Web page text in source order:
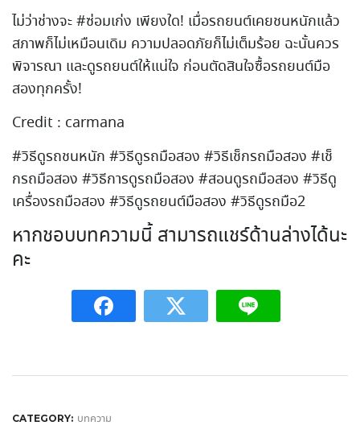
ไม่ว่าช่างจะ #ซ่อมเก่ง เพียงใด! เมื่อรถยนต์เคยชนหนักแล้ว
สภาพก็ไม่เหมือนเดิม ความปลอดภัยก็ไม่เต็มร้อย ฉะนั้นควร
พิจารณา และดูรถยนต์ให้แน่ใจ ก่อนตัดสินใจซื้อรถยนต์มือ
สองทุกครั้ง!
Credit : carmana
#วิธีดูรถชนหนัก #วิธีดูรถมือสอง #วิธีเช็กรถมือสอง #เช็
กรถมือสอง #วิธีการดูรถมือสอง #สอนดูรถมือสอง #วิธีดู
เครื่องรถมือสอง #วิธีดูรถยนต์มือสอง #วิธีดูรถมือ2
หากชอบบทความนี้ สามารถแชร์ด้านล่างได้นะ
คะ
CATEGORY: บทความ